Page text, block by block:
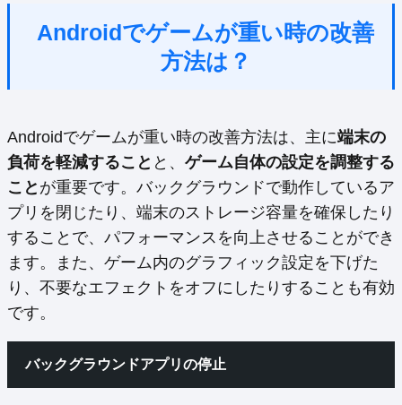
Androidでゲームが重い時の改善
方法は？
Androidでゲームが重い時の改善方法は、主に端末の
負荷を軽減すること と、 ゲーム自体の設定を調整する
こと が重要です。バックグラウンドで動作しているア
プリを閉じたり、端末のストレージ容量を確保したり
することで、パフォーマンスを向上させることができ
ます。また、ゲーム内のグラフィック設定を下げた
り、不要なエフェクトをオフにしたりすることも有効
です。
バックグラウンドアプリの停止